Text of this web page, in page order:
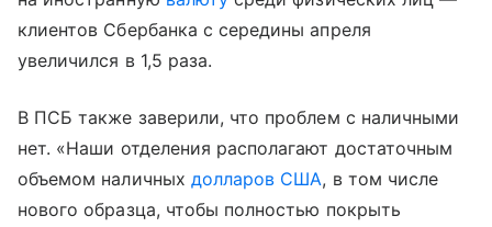
клиентов Сбербанка с середины апреля
увеличился в 1,5 раза.
В ПСБ также заверили, что проблем с наличными
нет. «Наши отделения располагают достаточным
объемом наличных долларов США, в том числе
нового образца, чтобы полностью покрыть